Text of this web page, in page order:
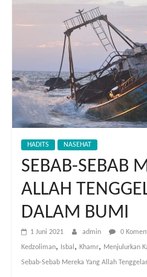
HADITS NASEHAT
SEBAB-SEBAB
ALLAH
DALAM BUMI
1 Juni 2021 admin 0
Kedzoliman, Isbal , Khamr, Menjulurkan
Sebab-Sebab Mereka Yang Allah